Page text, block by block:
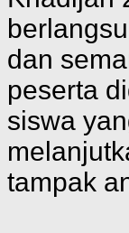
dan
peserta
siswa
tampak